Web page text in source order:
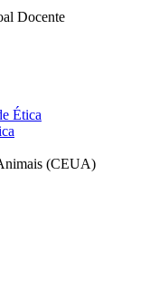
Docente
Ética
(CEUA)